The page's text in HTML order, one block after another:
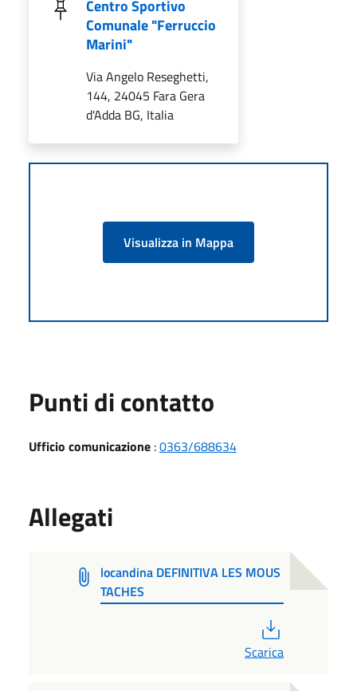
Centro Sportivo
Comunale "Ferruccio
Marini"
Via Angelo Reseghetti,
144, 24045 Fara Gera
d'Adda BG, Italia
Visualizza in Mappa
Punti di contatto
Ufficio comunicazione :0363/688634
Allegati
locandina DEFINITIVA LES MOUS
TACHES
Scarica